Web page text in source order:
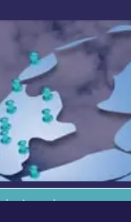
in de regio